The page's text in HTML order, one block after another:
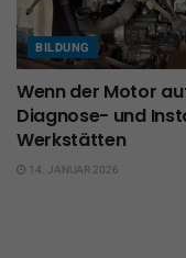
BILDUNG
Wenn der Motor
Diagnose- und
Werkstätten
14. JANUAR 2026